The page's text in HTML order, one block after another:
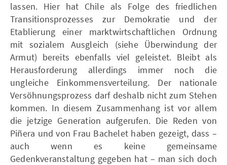
lassen. Hier hat Chile als Folge des friedlichen
Transitionsprozesses zur Demokratie und der
Etablierung einer marktwirtschaftlichen Ordnung
mit sozialem Ausgleich (siehe Überwindung der
Armut) bereits ebenfalls viel geleistet. Bleibt als
Herausforderung allerdings immer noch die
ungleiche Einkommensverteilung. Der nationale
Versöhnungsprozess darf deshalb nicht zum Stehen
kommen. In diesem Zusammenhang ist vor allem
die jetzige Generation aufgerufen. Die Reden von
Piñera und von Frau Bachelet haben gezeigt, dass –
auch wenn es keine gemeinsame
Gedenkveranstaltung gegeben hat – man sich doch